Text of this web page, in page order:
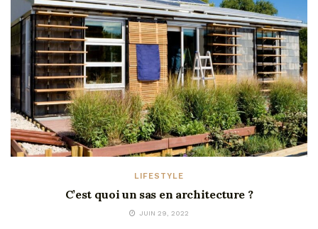
LIFESTYLE
C’est quoi un sas en architecture ?
JUIN 29, 2022